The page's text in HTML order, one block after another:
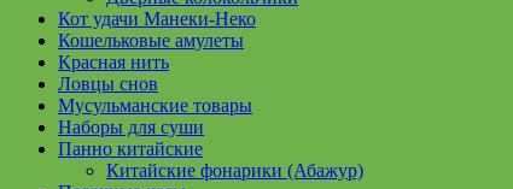
Кот удачи Манеки-Неко
Кошельковые амулеты
Красная нить
Ловцы снов
Мусульманские товары
Наборы для суши
Панно китайские
Китайские фонарики (Абажур)